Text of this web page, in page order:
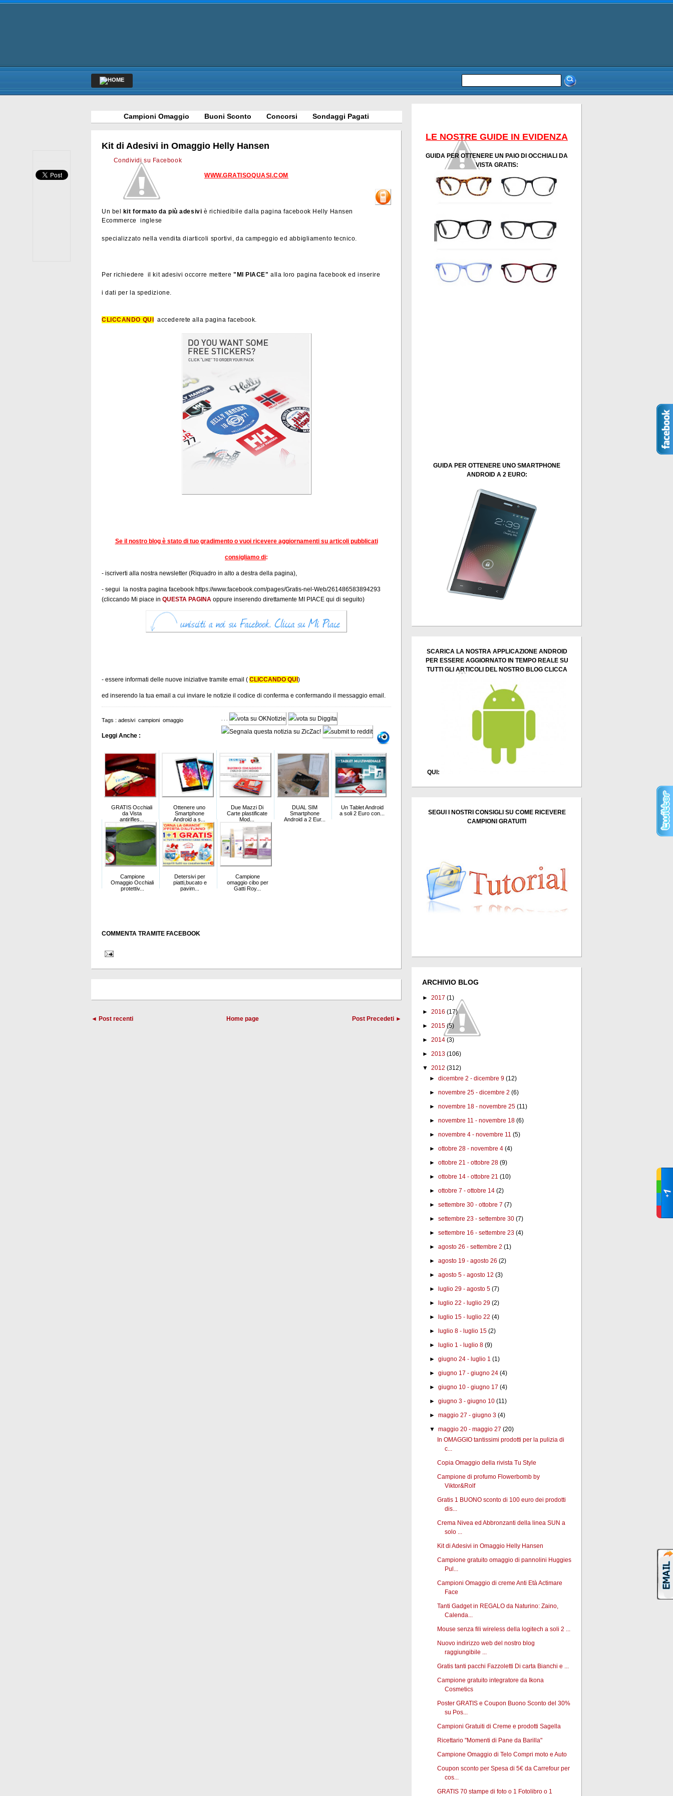
Campioni Omaggio Buoni Sconto Concorsi Sondaggi Pagati
Kit di Adesivi in Omaggio Helly Hansen
Condividi su Facebook
WWW.GRATISOQUASI.COM
Un bel kit formato da più adesivi è richiedibile dalla pagina facebook Helly Hansen
Ecommerce inglese
specializzato nella vendita diarticoli sportivi, da campeggio ed abbigliamento tecnico.
Per richiedere il kit adesivi occorre mettere "MI PIACE" alla loro pagina facebook ed inserire
i dati per la spedizione.
CLICCANDO QUI accederete alla pagina facebook.
Se il nostro blog è stato di tuo gradimento o vuoi ricevere aggiornamenti su articoli pubblicati
consigliamo di:
- iscriverti alla nostra newsletter (Riquadro in alto a destra della pagina),
- segui la nostra pagina facebook https://www.facebook.com/pages/Gratis-nel-Web/261486583894293
(cliccando Mi piace in QUESTA PAGINA oppure inserendo direttamente MI PIACE qui di seguito)
- essere informati delle nuove iniziative tramite email ( CLICCANDO QUI )
ed inserendo la tua email a cui inviare le notizie il codice di conferma e confermando il messaggio email.
Tags : adesivi campioni omaggio
Leggi Anche :
GRATIS Occhiali
da Vista
antirifles...
Ottenere uno
Smartphone
Android a s...
Due Mazzi Di
Carte plastificate
Mod...
DUAL SIM
Smartphone
Android a 2 Eur...
Un Tablet Android
a soli 2 Euro con...
Campione
Omaggio Occhiali
protettiv...
Detersivi per
piatti,bucato e
pavim...
Campione
omaggio cibo per
Gatti Roy...
COMMENTA TRAMITE FACEBOOK
◄ Post recenti Post Precedeti ►
Home page
LE NOSTRE GUIDE IN EVIDENZA
GUIDA PER OTTENERE UN PAIO DI OCCHIALI DA
VISTA GRATIS:
GUIDA PER OTTENERE UNO SMARTPHONE
ANDROID A 2 EURO:
SCARICA LA NOSTRA APPLICAZIONE ANDROID
PER ESSERE AGGIORNATO IN TEMPO REALE SU
TUTTI GLI ARTICOLI DEL NOSTRO BLOG CLICCA
QUI:
SEGUI I NOSTRI CONSIGLI SU COME RICEVERE
CAMPIONI GRATUITI
ARCHIVIO BLOG
► 2017 (1)
► 2016 (17)
► 2015 (5)
► 2014 (3)
► 2013 (106)
▼ 2012 (312)
►dicembre 2 - dicembre 9 (12)
►novembre 25 - dicembre 2 (6)
►novembre 18 - novembre 25 (11)
►novembre 11 - novembre 18 (6)
►novembre 4 - novembre 11 (5)
►ottobre 28 - novembre 4 (4)
►ottobre 21 - ottobre 28 (9)
►ottobre 14 - ottobre 21 (10)
►ottobre 7 - ottobre 14 (2)
►settembre 30 - ottobre 7 (7)
►settembre 23 - settembre 30 (7)
►settembre 16 - settembre 23 (4)
►agosto 26 - settembre 2 (1)
►agosto 19 - agosto 26 (2)
►agosto 5 - agosto 12 (3)
►luglio 29 - agosto 5 (7)
►luglio 22 - luglio 29 (2)
►luglio 15 - luglio 22 (4)
►luglio 8 - luglio 15 (2)
►luglio 1 - luglio 8 (9)
►giugno 24 - luglio 1 (1)
►giugno 17 - giugno 24 (4)
►giugno 10 - giugno 17 (4)
►giugno 3 - giugno 10 (11)
►maggio 27 - giugno 3 (4)
▼maggio 20 - maggio 27 (20)
In OMAGGIO tantissimi prodotti per la pulizia di
c...
Copia Omaggio della rivista Tu Style
Campione di profumo Flowerbomb by
Viktor&Rolf
Gratis 1 BUONO sconto di 100 euro dei prodotti
dis...
Crema Nivea ed Abbronzanti della linea SUN a
solo ...
Kit di Adesivi in Omaggio Helly Hansen
Campione gratuito omaggio di pannolini Huggies
Pul...
Campioni Omaggio di creme Anti Età Actimare
Face
Tanti Gadget in REGALO da Naturino: Zaino,
Calenda...
Mouse senza fili wireless della logitech a soli 2 ...
Nuovo indirizzo web del nostro blog
raggiungibile ...
Gratis tanti pacchi Fazzoletti Di carta Bianchi e ...
Campione gratuito integratore da Ikona
Cosmetics
Poster GRATIS e Coupon Buono Sconto del 30%
su Pos...
Campioni Gratuiti di Creme e prodotti Sagella
Ricettario "Momenti di Pane da Barilla"
Campione Omaggio di Telo Compri moto e Auto
Coupon sconto per Spesa di 5€ da Carrefour per
cos...
GRATIS 70 stampe di foto o 1 Fotolibro o 1